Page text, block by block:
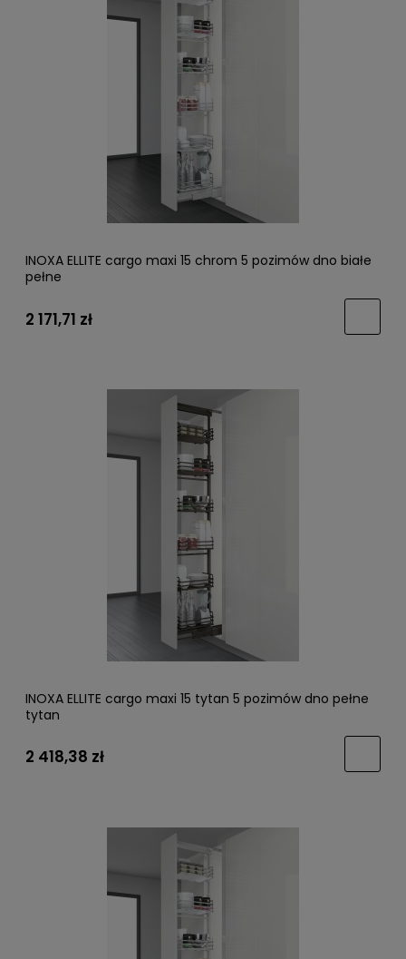
INOXA ELLITE cargo maxi 15 chrom 5 pozimów dno białe
pełne
2 171,71 zł
INOXA ELLITE cargo maxi 15 tytan 5 pozimów dno pełne
tytan
2 418,38 zł